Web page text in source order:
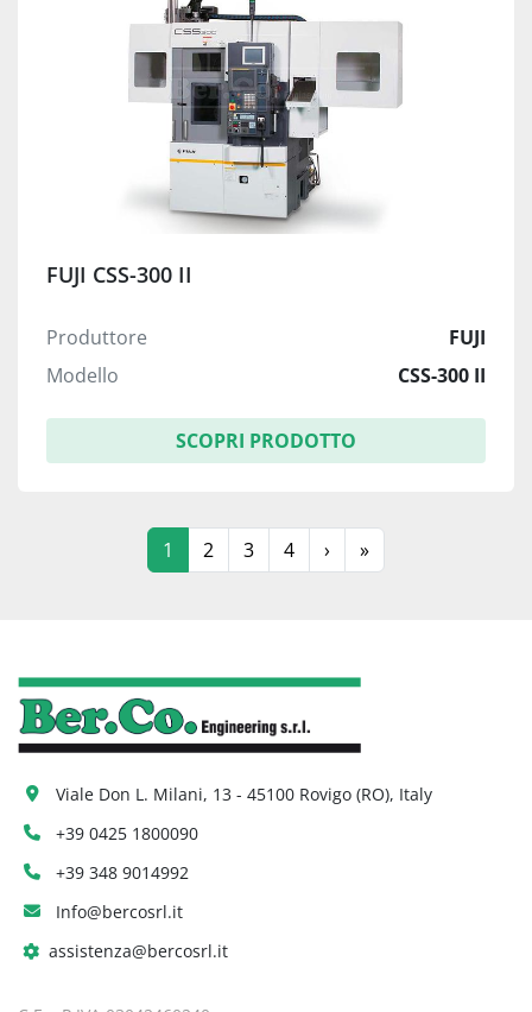
FUJI CSS-300 II
Produttore
FUJI
Modello
CSS-300 II
SCOPRI PRODOTTO
1 2 3 4 › »
Viale Don L. Milani, 13 - 45100 Rovigo (RO), Italy
+39 0425 1800090
+39 348 9014992
Info@bercosrl.it
assistenza@bercosrl.it